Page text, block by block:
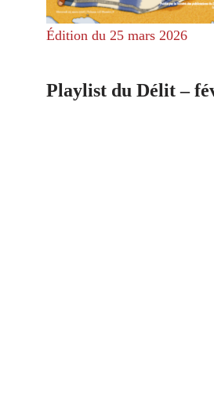
Édition du 25 mars 2026
Playlist du Délit –